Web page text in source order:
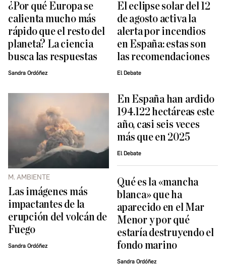
¿Por qué Europa se
calienta mucho más
rápido que el resto del
planeta? La ciencia
busca las respuestas
Sandra Ordóñez
El eclipse solar del 12
de agosto activa la
alerta por incendios
en España: estas son
las recomendaciones
El Debate
M. AMBIENTE
Las imágenes más
impactantes de la
erupción del volcán de
Fuego
Sandra Ordóñez
En España han ardido
194.122 hectáreas este
año, casi seis veces
más que en 2025
El Debate
Qué es la «mancha
blanca» que ha
aparecido en el Mar
Menor y por qué
estaría destruyendo el
fondo marino
Sandra Ordóñez